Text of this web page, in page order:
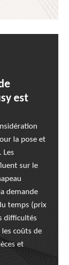
est
la pose et
Les
sur le
demande
temps (prix
difficultés
coûts de
et